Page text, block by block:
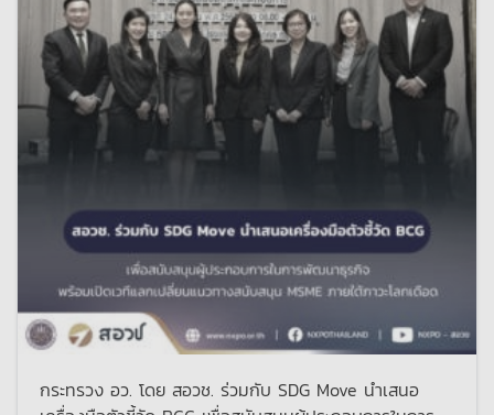
กระทรวง อว. โดย สอวช. ร่วมกับ SDG Move นำเสนอ